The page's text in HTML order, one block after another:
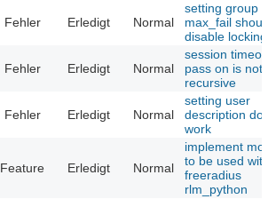
Fehler Erledigt Normal
setting group
max_fail should
disable locking
Fehler Erledigt Normal
session timeout
pass on is not
recursive
Fehler Erledigt Normal
setting user
description
work
Feature Erledigt Normal
implement
to be used with
freeradius
rlm_python